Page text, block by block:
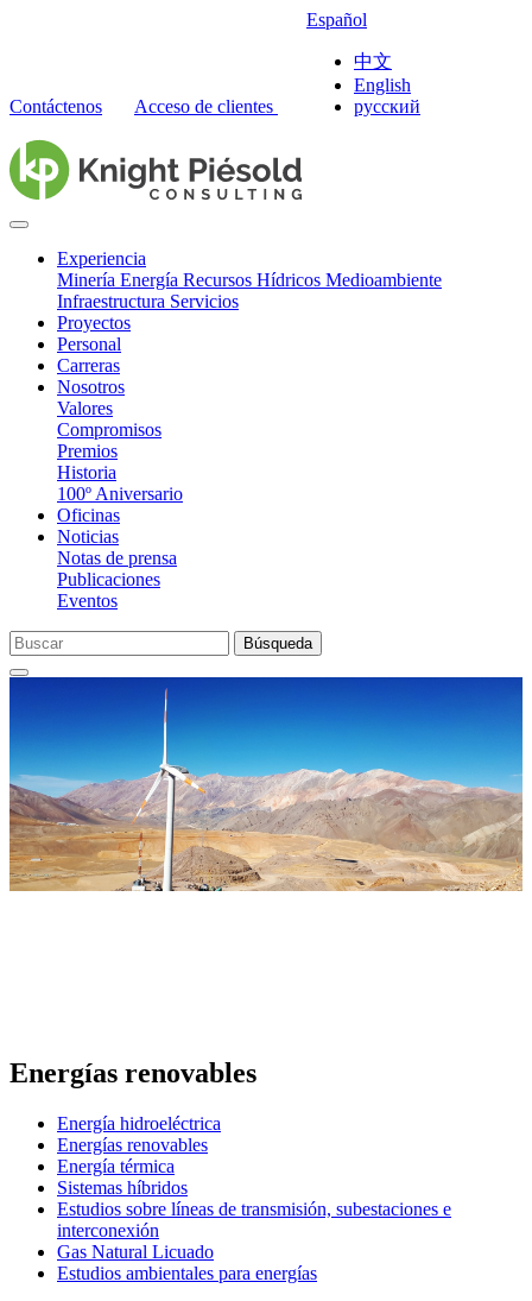
Contáctenos Acceso de clientes
Español
中文
English
русский
Experiencia
Minería Energía Recursos Hídricos Medioambiente
Infraestructura Servicios
Proyectos
Personal
Carreras
Nosotros
Valores
Compromisos
Premios
Historia
100º Aniversario
Oficinas
Noticias
Notas de prensa
Publicaciones
Eventos
Búsqueda
Energías renovables
Energía hidroeléctrica
Energías renovables
Energía térmica
Sistemas híbridos
Estudios sobre líneas de transmisión, subestaciones e
interconexión
Gas Natural Licuado
Estudios ambientales para energías